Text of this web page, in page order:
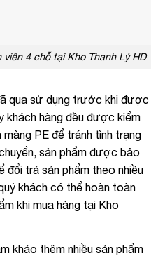
4 chỗ tại Kho Thanh Lý HD
qua sử dụng trước khi được
khách hàng đều được kiểm
PE để tránh tình trạng
sản phẩm được bảo
đổi trả sản phẩm theo nhiều
khách có thể hoàn toàn
khi mua hàng tại Kho
khảo thêm nhiều sản phẩm